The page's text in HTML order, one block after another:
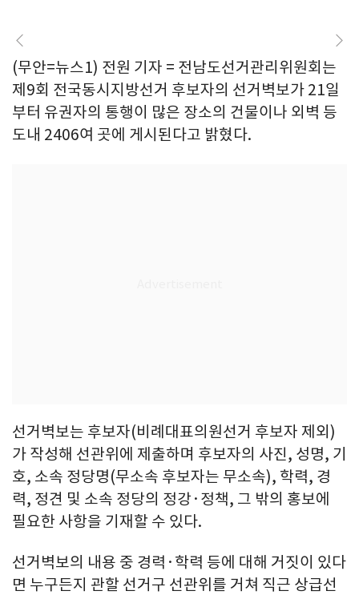
(무안=뉴스1) 전원 기자 = 전남도선거관리위원회는
제9회 전국동시지방선거 후보자의 선거벽보가 21일
부터 유권자의 통행이 많은 장소의 건물이나 외벽 등
도내 2406여 곳에 게시된다고 밝혔다.
선거벽보는 후보자(비례대표의원선거 후보자 제외)
가 작성해 선관위에 제출하며 후보자의 사진, 성명, 기
호, 소속 정당명(무소속 후보자는 무소속), 학력, 경
력, 정견 및 소속 정당의 정강·정책, 그 밖의 홍보에
필요한 사항을 기재할 수 있다.
선거벽보의 내용 중 경력·학력 등에 대해 거짓이 있다
면 누구든지 관할 선거구 선관위를 거쳐 직근 상급선